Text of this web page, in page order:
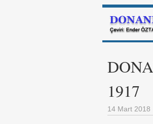
1917
14 Mart 2018